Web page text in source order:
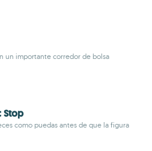
un importante corredor de bolsa
Stop
como puedas antes de que la figura